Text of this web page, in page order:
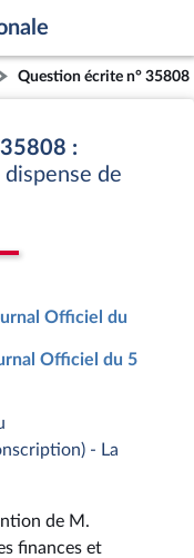
Question écrite n° 35808
:
de
Officiel du
Officiel du 5
- La
de M.
finances et